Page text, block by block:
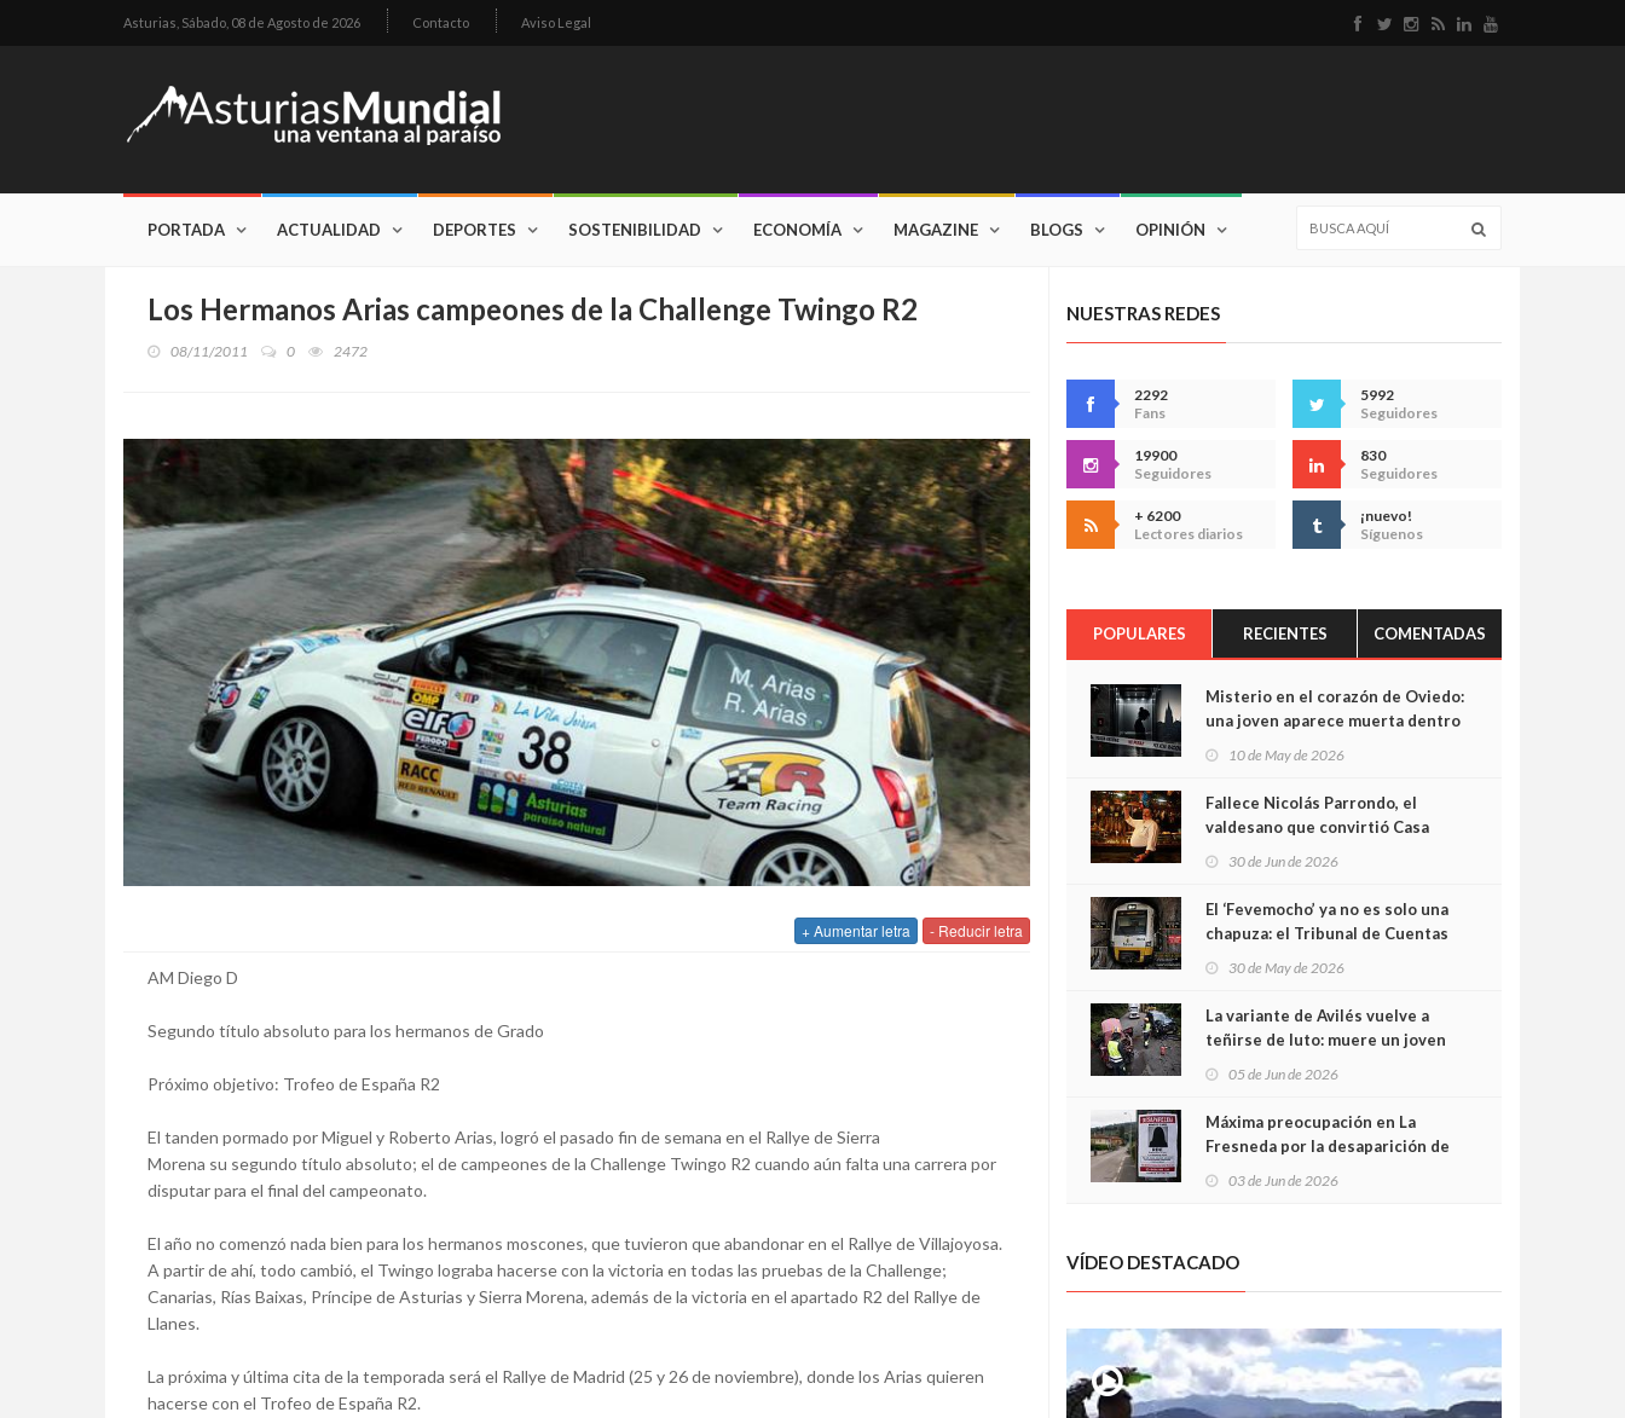
Asturias, Sábado, 08 de Agosto de 2026 Contacto Aviso Legal
PORTADA ACTUALIDAD DEPORTES SOSTENIBILIDAD ECONOMÍA MAGAZINE BLOGS OPINIÓN
Los Hermanos Arias campeones de la Challenge Twingo R2
08/11/2011 0 2472
+ Aumentar letra - Reducir letra
AM Diego D
Segundo título absoluto para los hermanos de Grado
Próximo objetivo: Trofeo de España R2
El tanden pormado por Miguel y Roberto Arias, logró el pasado fin de semana en el Rallye de Sierra
Morena su segundo título absoluto; el de campeones de la Challenge Twingo R2 cuando aún falta una carrera por
disputar para el final del campeonato.
El año no comenzó nada bien para los hermanos moscones, que tuvieron que abandonar en el Rallye de Villajoyosa.
A partir de ahí, todo cambió, el Twingo lograba hacerse con la victoria en todas las pruebas de la Challenge;
Canarias, Rías Baixas, Príncipe de Asturias y Sierra Morena, además de la victoria en el apartado R2 del Rallye de
Llanes.
La próxima y última cita de la temporada será el Rallye de Madrid (25 y 26 de noviembre), donde los Arias quieren
hacerse con el Trofeo de España R2.
NUESTRAS REDES
2292
Fans
5992
Seguidores
19900
Seguidores
830
Seguidores
+ 6200
Lectores diarios
¡nuevo!
Síguenos
POPULARES RECIENTES COMENTADAS
Misterio en el corazón de Oviedo:
una joven aparece muerta dentro
cámaras captan sus últimos
minutos
10 de May de 2026
Fallece Nicolás Parrondo, el
valdesano que convirtió Casa
30 de Jun de 2026
El ‘Fevemocho’ ya no es solo una
chapuza: el Tribunal de Cuentas
sobrecoste de los trenes que no
cabían por los túneles
30 de May de 2026
La variante de Avilés vuelve a
teñirse de luto: muere un joven
05 de Jun de 2026
Máxima preocupación en La
Fresneda por la desaparición de
03 de Jun de 2026
VÍDEO DESTACADO